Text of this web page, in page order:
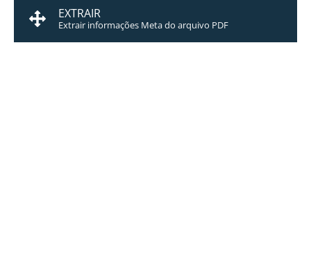
EXTRAIR
Extrair informações Meta do arquivo PDF